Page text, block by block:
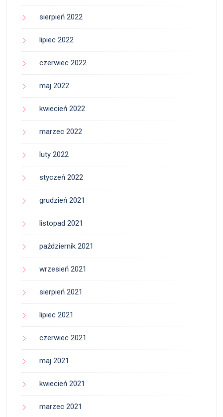
sierpień 2022
lipiec 2022
czerwiec 2022
maj 2022
kwiecień 2022
marzec 2022
luty 2022
styczeń 2022
grudzień 2021
listopad 2021
październik 2021
wrzesień 2021
sierpień 2021
lipiec 2021
czerwiec 2021
maj 2021
kwiecień 2021
marzec 2021